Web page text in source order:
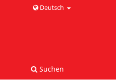
Suchen
Deutsch